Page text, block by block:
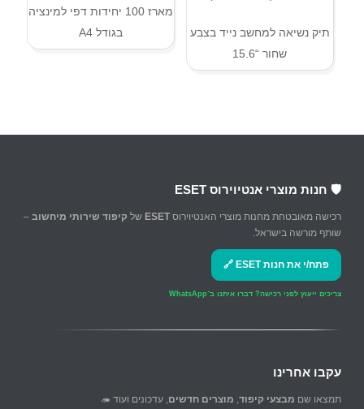
תיק נשיאה למחשב נייד בצבע
שחור “15.6
מארז 100 יחידות דפי למינציה
בגודל A4
🛡️ חנות מוצרי אנטיוירוס ESET
רכישה מאובטחת מחנות מוצרי האנטיוירוס ESET של קיפוד שירותי מיחשוב –
שותף מורשה בישראל.
פתח/י את חנות ESET 🔗
צריכים ייעוץ לפני רכישה? דברו איתנו ב־WhatsApp
עקבו אחרינו
תמצאו שם מבצעי קיפוד, מוצרים חדשים, עדכונים ועוד 🦔